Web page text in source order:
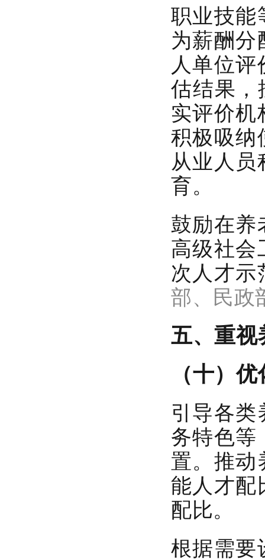
职业技能
为薪酬
人单位
估结果，
实评价
积极吸纳
从业人
育。
鼓励在养
高级社会
次人才
部、民政
五、重视
（十）
引导各
务特色等
置。 推动
能人才配
配比。
根据需要